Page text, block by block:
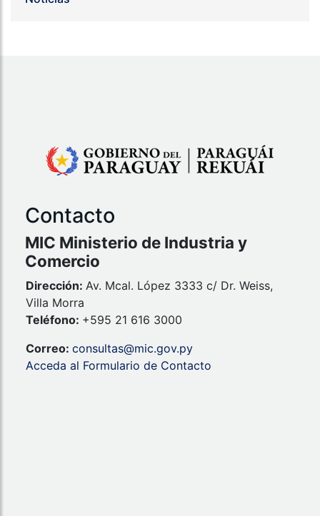
Contacto
MIC Ministerio de Industria y
Comercio
Dirección: Av. Mcal. López 3333 c/ Dr. Weiss,
Villa Morra
Teléfono: +595 21 616 3000
Correo: consultas@mic.gov.py
Acceda al Formulario de Contacto